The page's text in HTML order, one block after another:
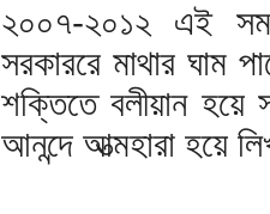
২০০৭-২০১২ এই
সরকাররে মাথার ঘাম
শক্তিতে বলীয়ান হয়ে
আনন্দে আত্মহারা হয়ে